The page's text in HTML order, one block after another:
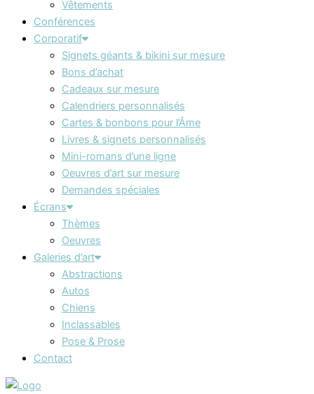
Vêtements
Conférences
Corporatif
Signets géants & bikini sur mesure
Bons d’achat
Cadeaux sur mesure
Calendriers personnalisés
Cartes & bonbons pour l’Âme
Livres & signets personnalisés
Mini-romans d’une ligne
Oeuvres d’art sur mesure
Demandes spéciales
Écrans
Thèmes
Oeuvres
Galeries d’art
Abstractions
Autos
Chiens
Inclassables
Pose & Prose
Contact